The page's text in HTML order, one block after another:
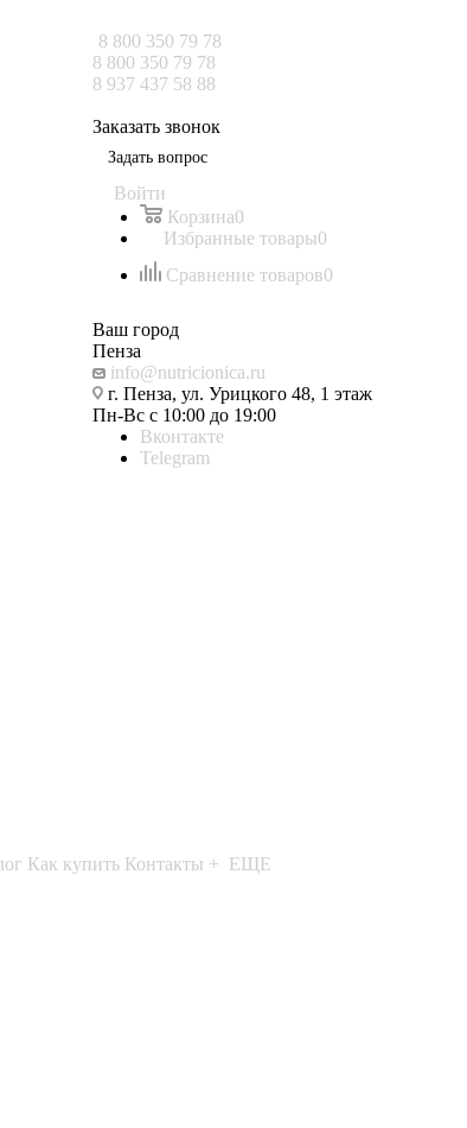
8 800 350 79 78
8 800 350 79 78
8 937 437 58 88
Заказать звонок
Задать вопрос
Войти
Корзина0
Избранные товары0
Сравнение товаров0
Ваш город
Пенза
info@nutricionica.ru
г. Пенза, ул. Урицкого 48, 1 этаж
Пн-Вс с 10:00 до 19:00
Вконтакте
Telegram
Как купить Контакты + ЕЩЕ